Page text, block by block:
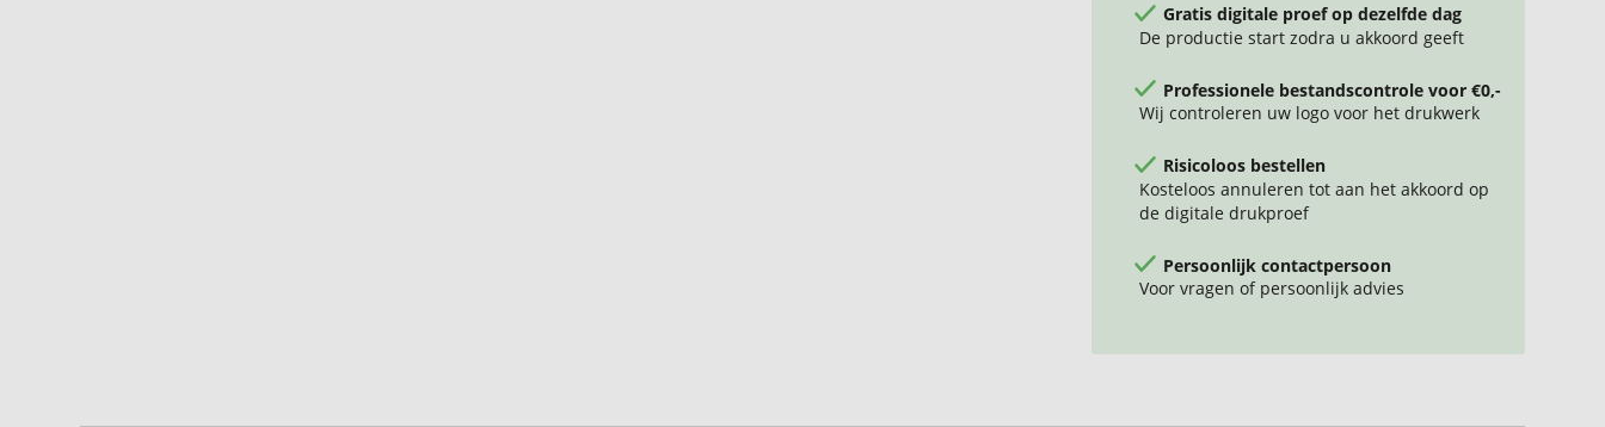
Gratis digitale proef op dezelfde dag
De productie start zodra u akkoord geeft
Professionele bestandscontrole voor €0,-
Wij controleren uw logo voor het drukwerk
Risicoloos bestellen
Kosteloos annuleren tot aan het akkoord op
de digitale drukproef
Persoonlijk contactpersoon
Voor vragen of persoonlijk advies